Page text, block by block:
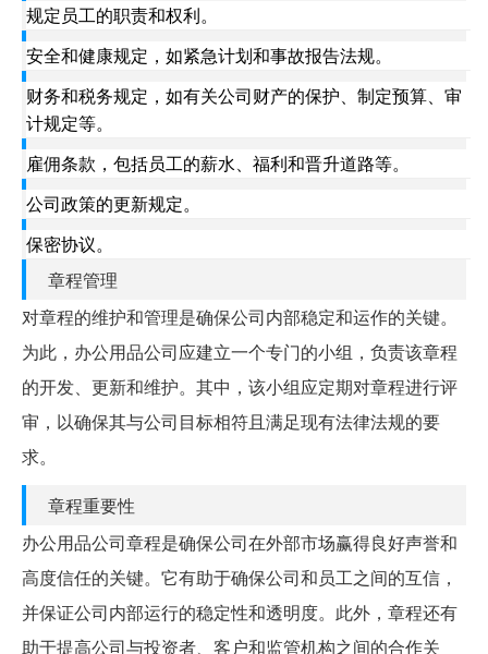
规定员工的职责和权利。
安全和健康规定，如紧急计划和事故报告法规。
财务和税务规定，如有关公司财产的保护、制定预算、审
计规定等。
雇佣条款，包括员工的薪水、福利和晋升道路等。
公司政策的更新规定。
保密协议。
章程管理
对章程的维护和管理是确保公司内部稳定和运作的关键。
为此，办公用品公司应建立一个专门的小组，负责该章程
的开发、更新和维护。其中，该小组应定期对章程进行评
审，以确保其与公司目标相符且满足现有法律法规的要
求。
章程重要性
办公用品公司章程是确保公司在外部市场赢得良好声誉和
高度信任的关键。它有助于确保公司和员工之间的互信，
并保证公司内部运行的稳定性和透明度。此外，章程还有
助于提高公司与投资者、客户和监管机构之间的合作关